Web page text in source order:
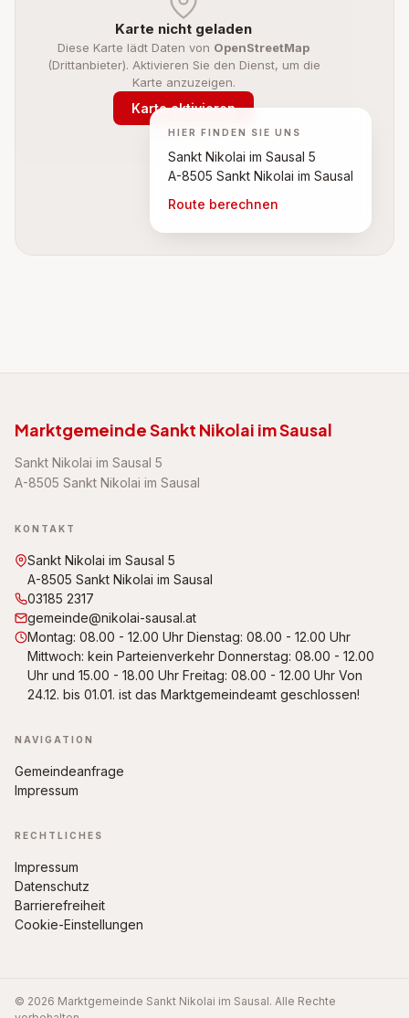
HIER FINDEN SIE UNS
Sankt Nikolai im Sausal 5
A-8505 Sankt Nikolai im Sausal
Route berechnen
Karte nicht geladen
Diese Karte lädt Daten von OpenStreetMap
(Drittanbieter). Aktivieren Sie den Dienst, um die
Karte anzuzeigen.
Karte aktivieren
Datenschutz
Marktgemeinde Sankt Nikolai im Sausal
Sankt Nikolai im Sausal 5
A-8505 Sankt Nikolai im Sausal
KONTAKT
Sankt Nikolai im Sausal 5
A-8505 Sankt Nikolai im Sausal
03185 2317
gemeinde@nikolai-sausal.at
Montag: 08.00 - 12.00 Uhr Dienstag: 08.00 - 12.00 Uhr
Mittwoch: kein Parteienverkehr Donnerstag: 08.00 - 12.00
Uhr und 15.00 - 18.00 Uhr Freitag: 08.00 - 12.00 Uhr Von
24.12. bis 01.01. ist das Marktgemeindeamt geschlossen!
NAVIGATION
Gemeindeanfrage
Impressum
RECHTLICHES
Impressum
Datenschutz
Barrierefreiheit
Cookie-Einstellungen
© 2026 Marktgemeinde Sankt Nikolai im Sausal. Alle Rechte